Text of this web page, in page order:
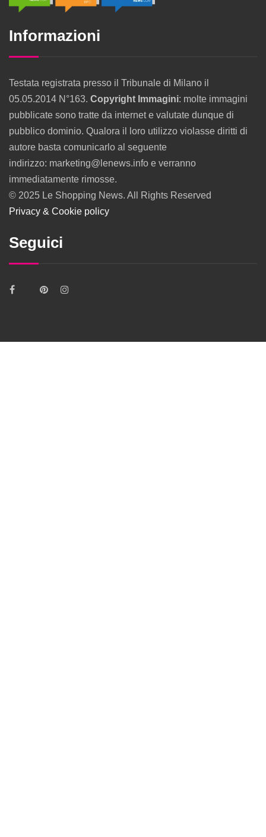
Informazioni
Testata registrata presso il Tribunale di Milano il
05.05.2014 N°163. Copyright Immagini: molte immagini
pubblicate sono tratte da internet e valutate dunque di
pubblico dominio. Qualora il loro utilizzo violasse diritti di
autore basta comunicarlo al seguente
indirizzo: marketing@lenews.info e verranno
immediatamente rimosse.
© 2025 Le Shopping News. All Rights Reserved
Privacy & Cookie policy
Seguici